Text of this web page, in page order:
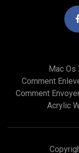
Mac Os
Comment
Comment
Acrylic